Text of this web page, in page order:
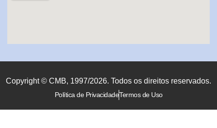
Copyright © CMB, 1997/2026. Todos os direitos reservados.
Política de PrivacidadeTermos de Uso